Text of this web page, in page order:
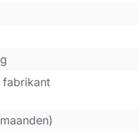
fabrikant